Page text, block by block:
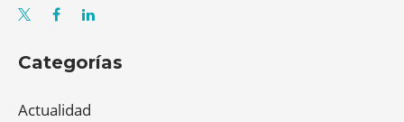
Categorías
Actualidad